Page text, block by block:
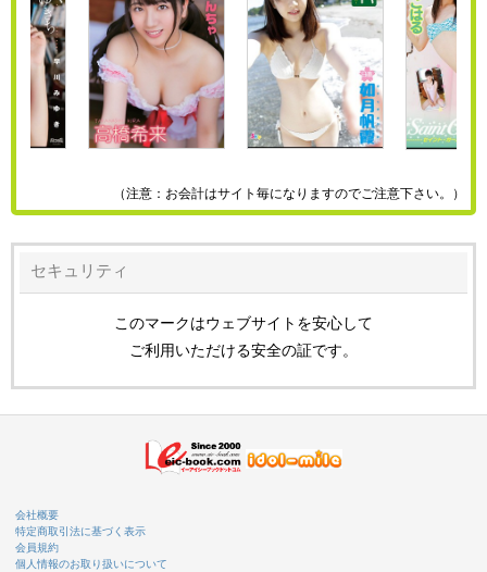
（注意：お会計はサイト毎になりますのでご注意下さい。）
セキュリティ
このマークはウェブサイトを安心して
ご利用いただける安全の証です。
会社概要
特定商取引法に基づく表示
会員規約
個人情報のお取り扱いについて